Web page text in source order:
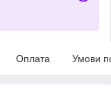
Оплата Умови